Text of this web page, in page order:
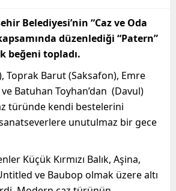
Belediyesi’nin “Caz ve Oda
düzenlediği “Patern”
beğeni topladı.
Toprak Barut (Saksafon), Emre
Batuhan Toyhan’dan (Davul)
türünde kendi bestelerini
unutulmaz bir gece
Küçük Kırmızı Balık, Aşina,
ve Baubop olmak üzere altı